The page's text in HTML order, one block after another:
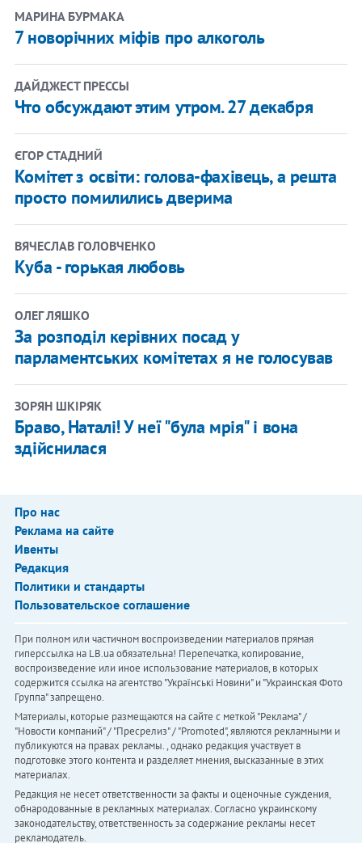
МАРИНА БУРМАКА
7 новорічних міфів про алкоголь
ДАЙДЖЕСТ ПРЕССЫ
Что обсуждают этим утром. 27 декабря
ЄГОР СТАДНИЙ
Комітет з освіти: голова-фахівець, а решта
просто помилились дверима
ВЯЧЕСЛАВ ГОЛОВЧЕНКО
Куба - горькая любовь
ОЛЕГ ЛЯШКО
За розподіл керівних посад у
парламентських комітетах я не голосував
ЗОРЯН ШКІРЯК
Браво, Наталі! У неї "була мрія" і вона
здійснилася
Про нас
Реклама на сайте
Ивенты
Редакция
Политики и стандарты
Пользовательское соглашение
При полном или частичном воспроизведении материалов прямая
гиперссылка на LB.ua обязательна! Перепечатка, копирование,
воспроизведение или иное использование материалов, в которых
содержится ссылка на агентство "Українськi Новини" и "Украинская Фото
Группа" запрещено.
Материалы, которые размещаются на сайте с меткой "Реклама" /
"Новости компаний" / "Пресрелиз" / "Promoted", являются рекламными и
публикуются на правах рекламы. , однако редакция участвует в
подготовке этого контента и разделяет мнения, высказанные в этих
материалах.
Редакция не несет ответственности за факты и оценочные суждения,
обнародованные в рекламных материалах. Согласно украинскому
законодательству, ответственность за содержание рекламы несет
рекламодатель.